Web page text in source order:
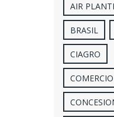
AIR
BRASIL
CIAGRO